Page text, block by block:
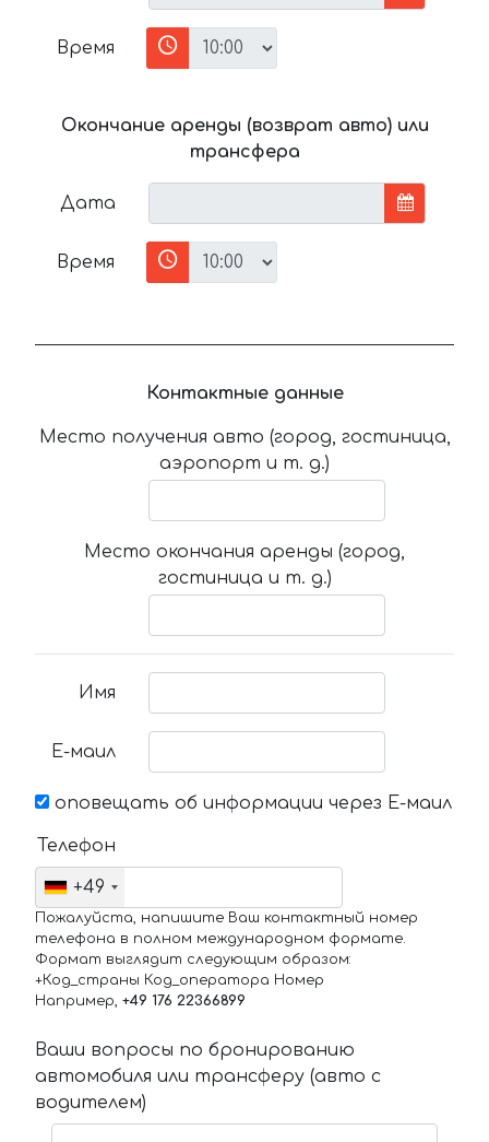
Время
Окончание аренды (возврат авто) или
трансфера
Дата
Время
Контактные данные
Место получения авто (город, гостиница,
аэропорт и т. д.)
Место окончания аренды (город,
гостиница и т. д.)
Имя
Е-маил
оповещать об информации через Е-маил
Телефон
+49
Пожалуйста, напишите Ваш контактный номер
телефона в полном международном формате.
Формат выглядит следующим образом:
+Код_страны Код_оператора Номер
Например, +49 176 22366899
Ваши вопросы по бронированию
автомобиля или трансферу (авто с
водителем)